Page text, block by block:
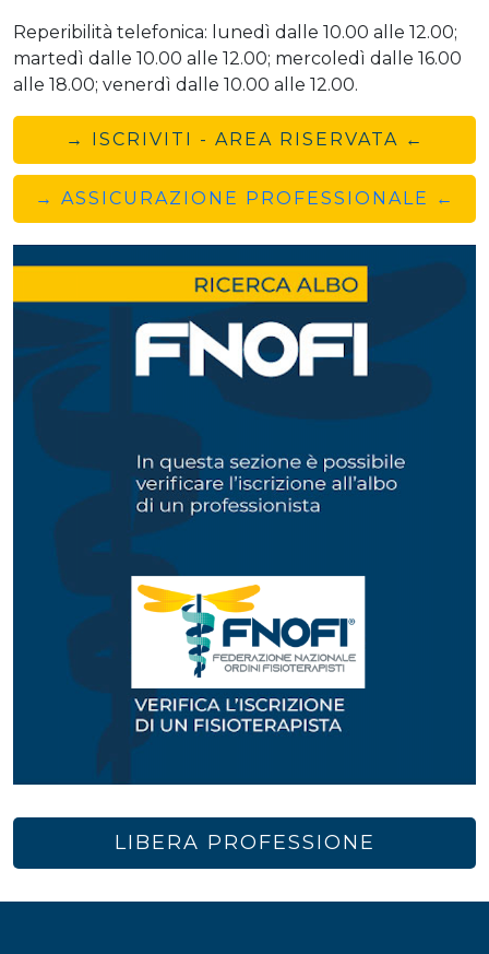
Reperibilità telefonica: lunedì dalle 10.00 alle 12.00;
martedì dalle 10.00 alle 12.00; mercoledì dalle 16.00
alle 18.00; venerdì dalle 10.00 alle 12.00.
→ ISCRIVITI - AREA RISERVATA ←
→ ASSICURAZIONE PROFESSIONALE ←
LIBERA PROFESSIONE